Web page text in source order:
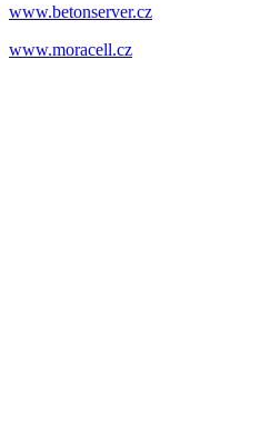
www.betonserver.cz
www.moracell.cz